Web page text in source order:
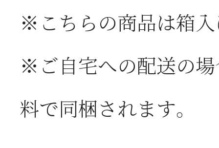
※こちらの商品は箱
※ご自宅への配送の場
料で同梱されます。